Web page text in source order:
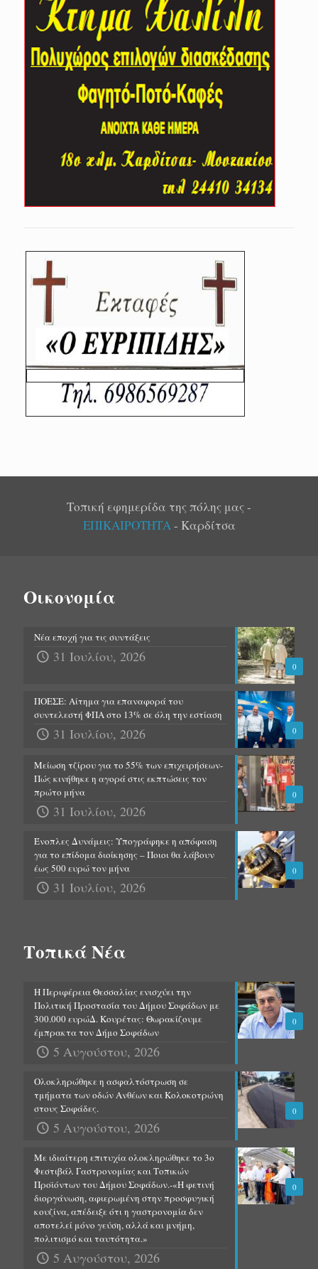
Τοπική εφημερίδα της πόλης μας -
ΕΠΙΚΑΙΡΟΤΗΤΑ- Καρδίτσα
Οικονομία
0
Νέα εποχή για τις συντάξεις
31 Ιουλίου, 2026
0
ΠΟΕΣΕ: Αίτημα για επαναφορά του
συντελεστή ΦΠΑ στο 13% σε όλη την εστίαση
31 Ιουλίου, 2026
0
Μείωση τζίρου για το 55% των επιχειρήσεων-
Πώς κινήθηκε η αγορά στις εκπτώσεις τον
πρώτο μήνα
31 Ιουλίου, 2026
0
Ένοπλες Δυνάμεις: Υπογράφηκε η απόφαση
για το επίδομα διοίκησης – Ποιοι θα λάβουν
έως 500 ευρώ τον μήνα
31 Ιουλίου, 2026
Τοπικά Νέα
0
Η Περιφέρεια Θεσσαλίας ενισχύει την
Πολιτική Προστασία του Δήμου Σοφάδων με
300.000 ευρώΔ. Κουρέτας: Θωρακίζουμε
έμπρακτα τον Δήμο Σοφάδων
5 Αυγούστου, 2026
0
Ολοκληρώθηκε η ασφαλτόστρωση σε
τμήματα των οδών Ανθέων και Κολοκοτρώνη
στους Σοφάδες.
5 Αυγούστου, 2026
0
Με ιδιαίτερη επιτυχία ολοκληρώθηκε το 3ο
Φεστιβάλ Γαστρονομίας και Τοπικών
Προϊόντων του Δήμου Σοφάδων.-«Η φετινή
διοργάνωση, αφιερωμένη στην προσφυγική
κουζίνα, απέδειξε ότι η γαστρονομία δεν
αποτελεί μόνο γεύση, αλλά και μνήμη,
πολιτισμό και ταυτότητα.»
5 Αυγούστου, 2026